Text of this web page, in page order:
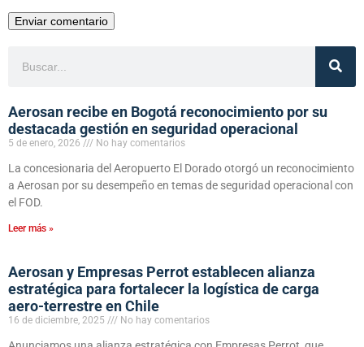
Aerosan recibe en Bogotá reconocimiento por su
destacada gestión en seguridad operacional
5 de enero, 2026 No hay comentarios
La concesionaria del Aeropuerto El Dorado otorgó un reconocimiento
a Aerosan por su desempeño en temas de seguridad operacional con
el FOD.
Leer más »
Aerosan y Empresas Perrot establecen alianza
estratégica para fortalecer la logística de carga
aero-terrestre en Chile
16 de diciembre, 2025 No hay comentarios